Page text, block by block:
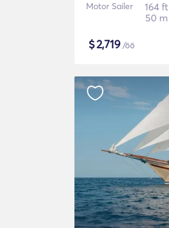
Motor Sailer
164 ft
50 m
$2,719/öö